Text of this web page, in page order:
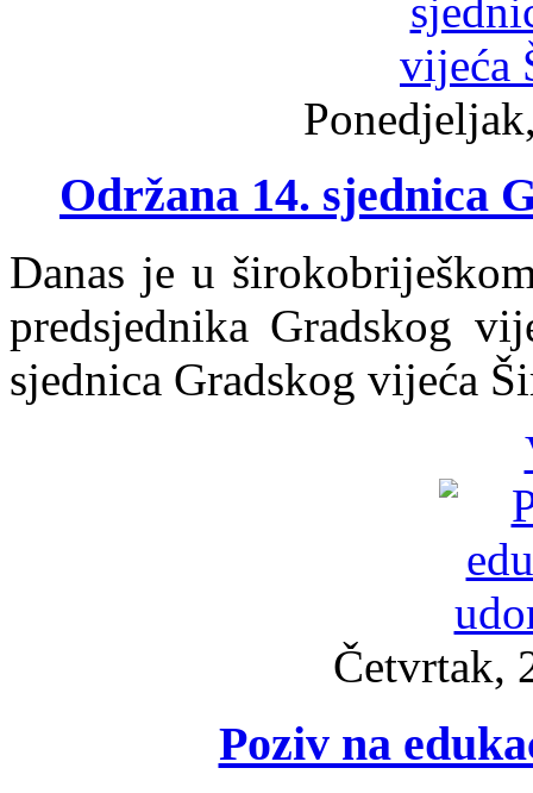
Održana 14. sjednica
Danas je u
predsjednika Gradskog
sjednica Gradskog vijeća
Četvrtak,
Poziv na